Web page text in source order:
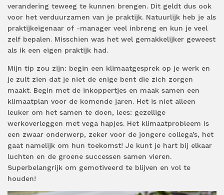
verandering teweeg te kunnen brengen. Dit geldt dus ook
voor het verduurzamen van je praktijk. Natuurlijk heb je als
praktijkeigenaar of -manager veel inbreng en kun je veel
zelf bepalen. Misschien was het wel gemakkelijker geweest
als ik een eigen praktijk had.
Mijn tip zou zijn: begin een klimaatgesprek op je werk en
je zult zien dat je niet de enige bent die zich zorgen
maakt. Begin met de inkoppertjes en maak samen een
klimaatplan voor de komende jaren. Het is niet alleen
leuker om het samen te doen, lees: gezellige
werkoverleggen met vega hapjes. Het klimaatprobleem is
een zwaar onderwerp, zeker voor de jongere collega’s, het
gaat namelijk om hun toekomst! Je kunt je hart bij elkaar
luchten en de groene successen samen vieren.
Superbelangrijk om gemotiveerd te blijven en vol te
houden!